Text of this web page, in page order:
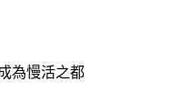
為慢活之都